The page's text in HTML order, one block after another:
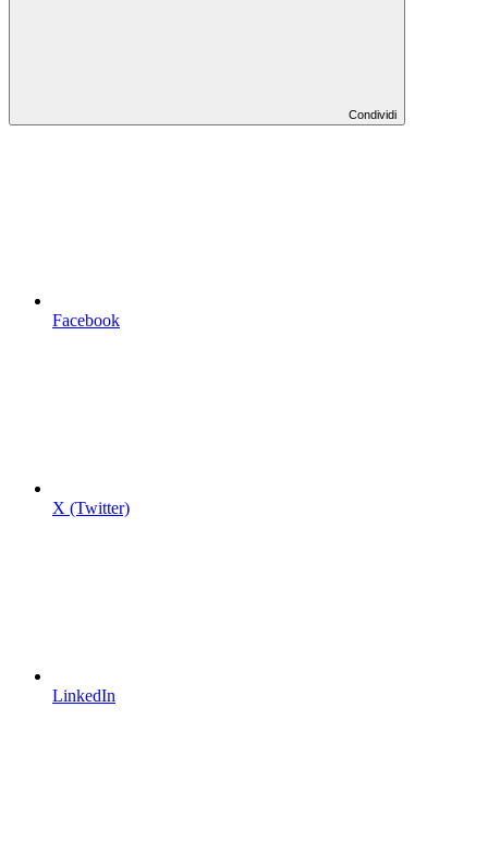
Condividi
Facebook
X (Twitter)
LinkedIn